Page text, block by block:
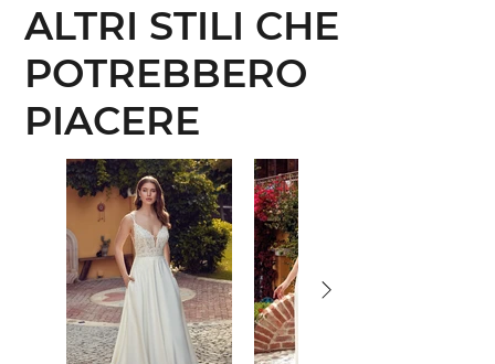
ALTRI STILI CHE
POTREBBERO
PIACERE